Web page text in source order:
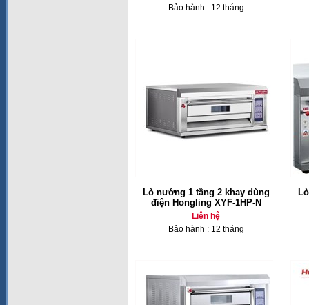
Bảo hành : 12 tháng
Lò nướng 1 tầng 2 khay dùng
điện Hongling XYF-1HP-N
Liên hệ
Bảo hành : 12 tháng